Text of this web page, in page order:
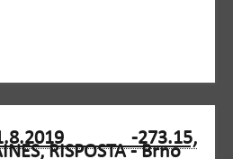
-273.15,
RISPOSTA - Brno